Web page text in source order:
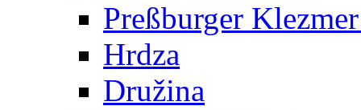
Preßburger
Hrdza
Družina